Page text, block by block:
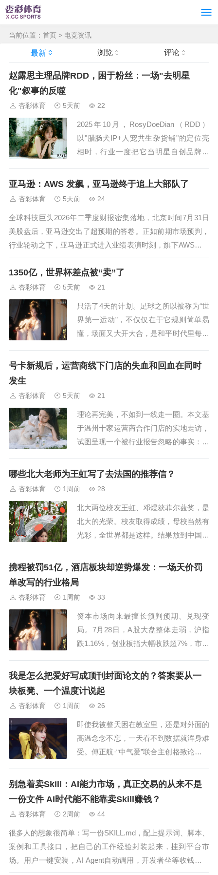
当前位置： 首页 > 电竞资讯
最新 浏览 评论
赵露思主理品牌RDD，困于粉丝：一场"去明星
化"叙事的反噬
杏彩体育 5天前 22
2025年10月，RosyDoeDian（RDD）
以"腊肠犬IP+人宠共生杂货铺"的定位亮
相时，行业一度把它当明星自创品牌里
凹同款、把两只腊肠犬Doe和点点注册美
亚马逊：AWS 发飙，亚马逊终于追上大部队了
杏彩体育 5天前 24
全球科技巨头2026年二季度财报密集落地，北京时间7月31日
美股盘后，亚马逊交出了超预期的答卷。正如前期市场预判，
行业轮动之下，亚马逊正式进入业绩表演时刻，旗下AWS云业
务强势反弹，彻底追上全球AI云赛道第一梯队，终结了此前的
掉队局面。本次财报核心亮点极具辨识度：AWS实现量利齐
升，订单储备海量堆积...
1350亿，世界杯差点被“卖”了
杏彩体育 5天前 21
只活了4天的计划。足球之所以被称为“世
界第一运动”，不仅仅在于它规则简单易
懂，场面又大开大合，是和平时代里每个
是整个体育产业里“市场化”程度最高的门
业链。尤其是刚刚结束的世界杯，更是毫
无争议的...
号卡新规后，运营商线下门店的失血和回血在同时
发生
杏彩体育 5天前 21
理论再完美，不如到一线走一圈。本文基
于温州十家运营商合作门店的实地走访，
试图呈现一个被行业报告忽略的事实：当
候，基层门店正在经历什么。引言：总部
模、跨行业周期与分层处方，有同...
哪些北大老师为王虹写了去法国的推荐信？
杏彩体育 1周前 28
北大两位校友王虹、邓煜获菲尔兹奖，是
北大的光荣。校友取得成绩，母校当然有
光彩，全世界都是这样。结果放到中国现
们用放大镜去审查王虹、邓煜过往经历的
综合理工、麻省理工学院都是第一次有校
友获菲尔兹奖...
携程被罚51亿，酒店板块却逆势爆发：一场天价罚
单改写的行业格局
杏彩体育 1周前 33
资本市场向来最擅长预判预期、兑现变
局。7月28日，A股大盘整体走弱，沪指
跌1.16%，创业板指大幅收跌超7%，市场
中，酒店餐饮板块逆势强势拉升，全天涨
幅达2%，走出独立行情：华天酒店开盘3
分钟快速涨停，斩获两连板；君亭酒店、
锦江酒店等头部标的同步跟涨，旅游酒店
概念...
我是怎么把爱好写成顶刊封面论文的？答案要从一
块板凳、一个温度计说起
杏彩体育 1周前 26
即使我被整天困在教室里，还是对外面的
高温念念不忘，一天看不到数据就浑身难
受。傅正航·“中气爱”联合主创格致论道第
傅正航，一名气象科普创作者，也是复旦
大学的一名在读博士生。非常高兴能够站
在格致论道的舞台上，和大家分享一些我
的经历和故事。从一个“板凳气象站”...
别急着卖Skill：AI能力市场，真正交易的从来不是
一份文件 AI时代能不能靠卖Skill赚钱？
杏彩体育 2周前 44
很多人的想象很简单：写一份SKILL.md，配上提示词、脚本、
案例和工具接口，把自己的工作经验封装起来，挂到平台市
场。用户一键安装，AI Agent自动调用，开发者坐等收钱。看